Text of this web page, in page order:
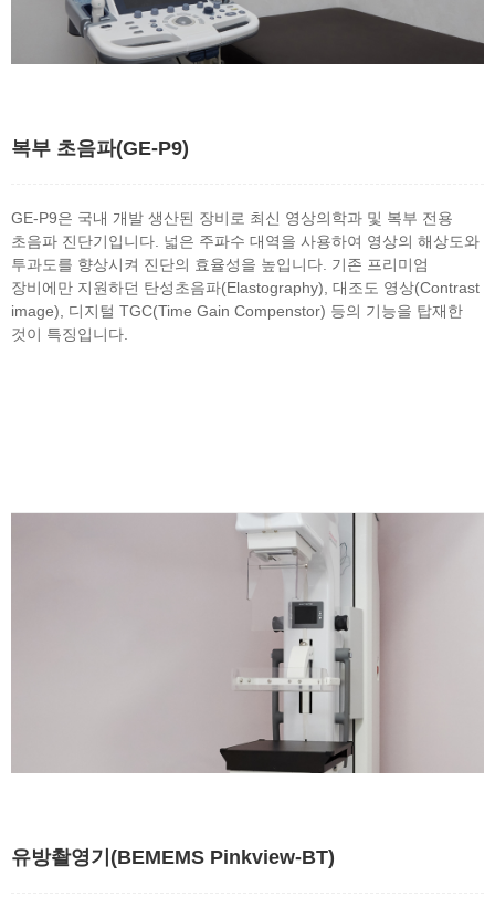
복부 초음파(GE-P9)
GE-P9은 국내 개발 생산된 장비로 최신 영상의학과 및 복부 전용
초음파 진단기입니다. 넓은 주파수 대역을 사용하여 영상의 해상도와
투과도를 향상시켜 진단의 효율성을 높입니다. 기존 프리미엄
장비에만 지원하던 탄성초음파(Elastography), 대조도 영상(Contrast
image), 디지털 TGC(Time Gain Compenstor) 등의 기능을 탑재한
것이 특징입니다.
유방촬영기(BEMEMS Pinkview-BT)